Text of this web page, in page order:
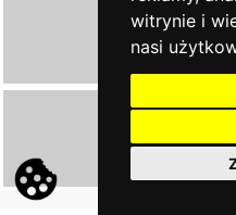
witrynie i
nasi
13